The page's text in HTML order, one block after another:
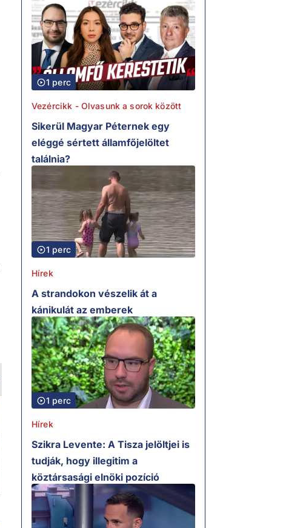
1 perc
Vezércikk - Olvasunk a sorok között
Sikerül Magyar Péternek egy
eléggé sértett államfőjelöltet
találnia?
1 perc
Hírek
A strandokon vészelik át a
kánikulát az emberek
1 perc
Hírek
Szikra Levente: A Tisza jelöltjei is
tudják, hogy illegitim a
köztársasági elnöki pozíció